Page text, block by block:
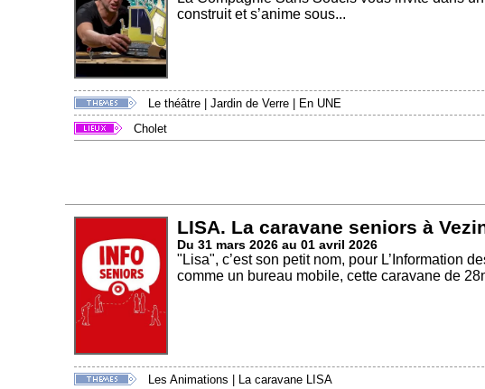
construit et s’anime sous...
Le théâtre Jardin de Verre
En UNE
Cholet
LISA. La caravane seniors à
Du 31 mars 2026 au 01 avril 2026
"Lisa", c’est son petit nom, pour L’Information
comme un bureau mobile, cette caravane de
Les Animations
La caravane LISA